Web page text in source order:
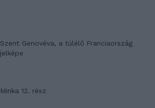
Szent Genovéva, a túlélő Franciaország
jelképe
Minka 12. rész